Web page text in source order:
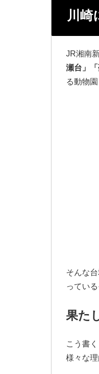
川崎
JR湘南
瀬台」「
る動物
そんな
ってい
果た
こう書
様々な